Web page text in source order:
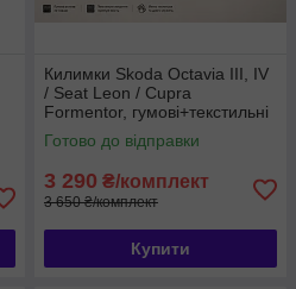
Килимки Skoda Octavia III, IV
/ Seat Leon / Cupra
Formentor, гумові+текстильні
2в1, 8шт, EVERMATS
(PT217952)
Готово до відправки
3 290 ₴/комплект
3 650 ₴/комплект
Купити